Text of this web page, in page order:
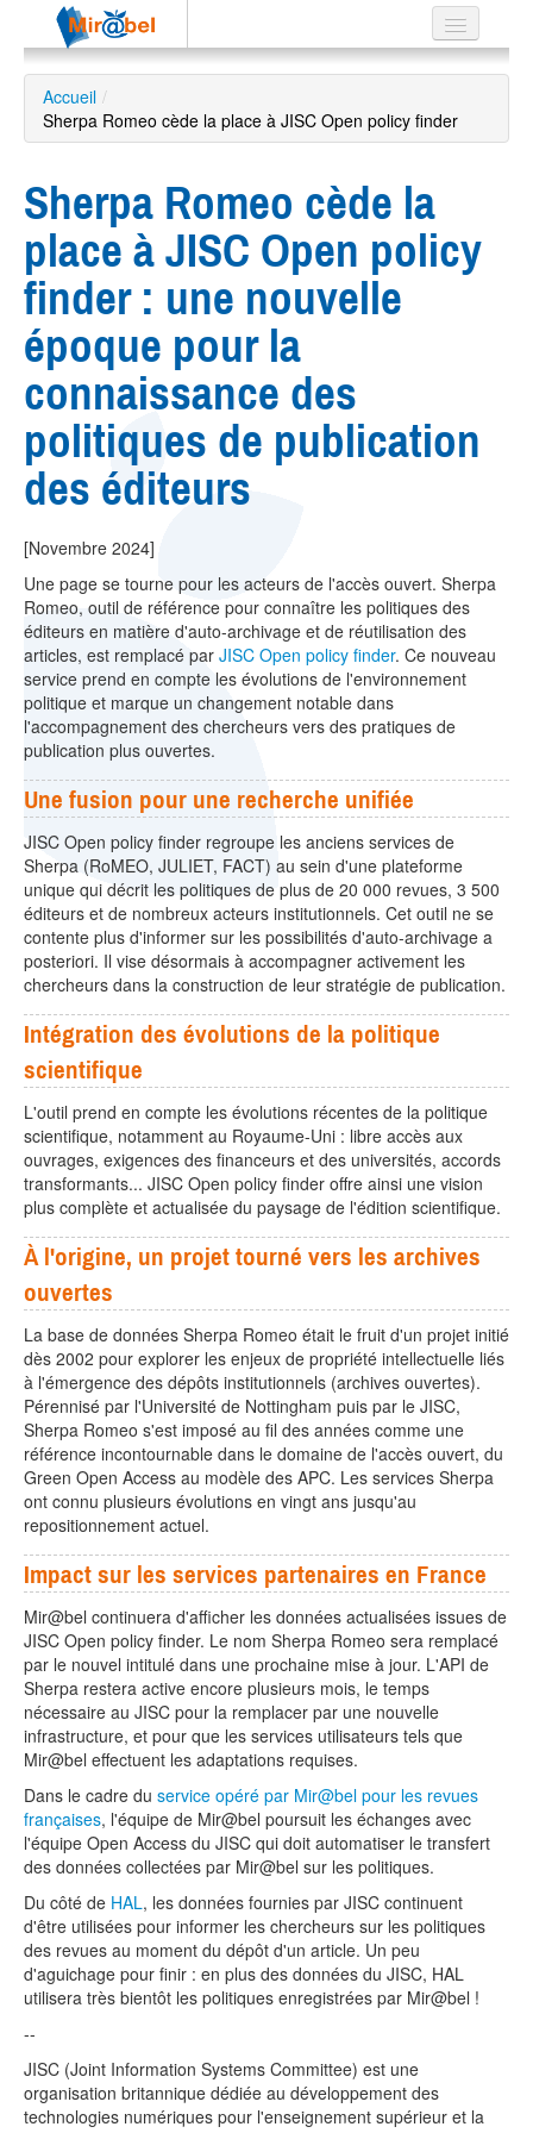
Le réseau
Soutien
Recherche
avancée
EN
ES
?
Accueil /
Sherpa Romeo cède la place à JISC Open policy finder
Sherpa Romeo cède la
place à JISC Open policy
finder : une nouvelle
époque pour la
connaissance des
politiques de publication
des éditeurs
[Novembre 2024]
Une page se tourne pour les acteurs de l'accès ouvert. Sherpa
Romeo, outil de référence pour connaître les politiques des
éditeurs en matière d'auto-archivage et de réutilisation des
articles, est remplacé par JISC Open policy finder. Ce nouveau
service prend en compte les évolutions de l'environnement
politique et marque un changement notable dans
l'accompagnement des chercheurs vers des pratiques de
publication plus ouvertes.
Une fusion pour une recherche unifiée
JISC Open policy finder regroupe les anciens services de
Sherpa (RoMEO, JULIET, FACT) au sein d'une plateforme
unique qui décrit les politiques de plus de 20 000 revues, 3 500
éditeurs et de nombreux acteurs institutionnels. Cet outil ne se
contente plus d'informer sur les possibilités d'auto-archivage a
posteriori. Il vise désormais à accompagner activement les
chercheurs dans la construction de leur stratégie de publication.
Intégration des évolutions de la politique
scientifique
L'outil prend en compte les évolutions récentes de la politique
scientifique, notamment au Royaume-Uni : libre accès aux
ouvrages, exigences des financeurs et des universités, accords
transformants... JISC Open policy finder offre ainsi une vision
plus complète et actualisée du paysage de l'édition scientifique.
À l'origine, un projet tourné vers les archives
ouvertes
La base de données Sherpa Romeo était le fruit d'un projet initié
dès 2002 pour explorer les enjeux de propriété intellectuelle liés
à l'émergence des dépôts institutionnels (archives ouvertes).
Pérennisé par l'Université de Nottingham puis par le JISC,
Sherpa Romeo s'est imposé au fil des années comme une
référence incontournable dans le domaine de l'accès ouvert, du
Green Open Access au modèle des APC. Les services Sherpa
ont connu plusieurs évolutions en vingt ans jusqu'au
repositionnement actuel.
Impact sur les services partenaires en France
Mir@bel continuera d'afficher les données actualisées issues de
JISC Open policy finder. Le nom Sherpa Romeo sera remplacé
par le nouvel intitulé dans une prochaine mise à jour. L'API de
Sherpa restera active encore plusieurs mois, le temps
nécessaire au JISC pour la remplacer par une nouvelle
infrastructure, et pour que les services utilisateurs tels que
Mir@bel effectuent les adaptations requises.
Dans le cadre du service opéré par Mir@bel pour les revues
françaises, l'équipe de Mir@bel poursuit les échanges avec
l'équipe Open Access du JISC qui doit automatiser le transfert
des données collectées par Mir@bel sur les politiques.
Du côté de HAL, les données fournies par JISC continuent
d'être utilisées pour informer les chercheurs sur les politiques
des revues au moment du dépôt d'un article. Un peu
d'aguichage pour finir : en plus des données du JISC, HAL
utilisera très bientôt les politiques enregistrées par Mir@bel !
--
JISC (Joint Information Systems Committee) est une
organisation britannique dédiée au développement des
technologies numériques pour l'enseignement supérieur et la